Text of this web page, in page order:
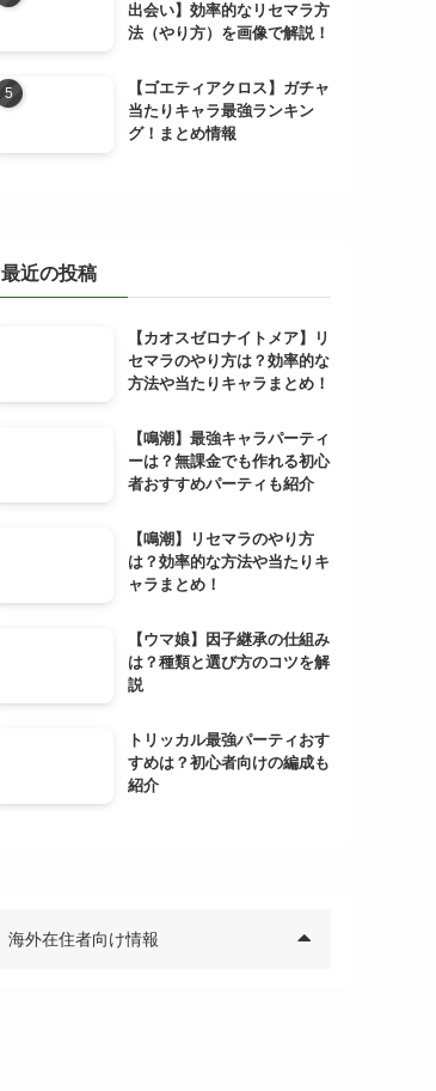
出会い】効率的なリセマラ方
法（やり方）を画像で解説！
【ゴエティアクロス】ガチャ
当たりキャラ最強ランキン
グ！まとめ情報
最近の投稿
【カオスゼロナイトメア】リ
セマラのやり方は？効率的な
方法や当たりキャラまとめ！
【鳴潮】最強キャラパーティ
ーは？無課金でも作れる初心
者おすすめパーティも紹介
【鳴潮】リセマラのやり方
は？効率的な方法や当たりキ
ャラまとめ！
【ウマ娘】因子継承の仕組み
は？種類と選び方のコツを解
説
トリッカル最強パーティおす
すめは？初心者向けの編成も
紹介
海外在住者向け情報